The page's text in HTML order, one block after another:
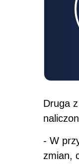
Druga
- W
zmian,